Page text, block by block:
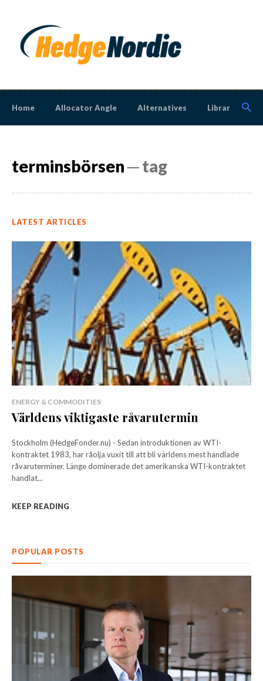
Home Allocator Angle Alternatives Library
terminsbörsen─ tag
LATEST ARTICLES
ENERGY & COMMODITIES
Världens viktigaste råvarutermin
Stockholm (HedgeFonder.nu) - Sedan introduktionen av WTI-
kontraktet 1983, har råolja vuxit till att bli världens mest handlade
råvaruterminer. Länge dominerade det amerikanska WTI-kontraktet
handlat...
KEEP READING
POPULAR POSTS